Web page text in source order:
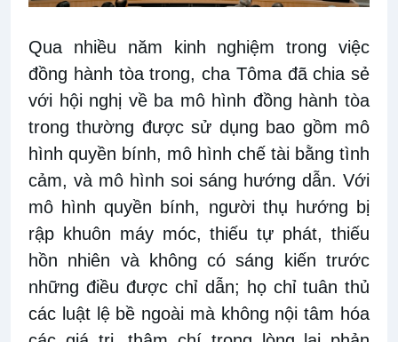
Qua nhiều năm kinh nghiệm trong việc
đồng hành tòa trong, cha Tôma đã chia sẻ
với hội nghị về ba mô hình đồng hành tòa
trong thường được sử dụng bao gồm mô
hình quyền bính, mô hình chế tài bằng tình
cảm, và mô hình soi sáng hướng dẫn. Với
mô hình quyền bính, người thụ hướng bị
rập khuôn máy móc, thiếu tự phát, thiếu
hồn nhiên và không có sáng kiến trước
những điều được chỉ dẫn; họ chỉ tuân thủ
các luật lệ bề ngoài mà không nội tâm hóa